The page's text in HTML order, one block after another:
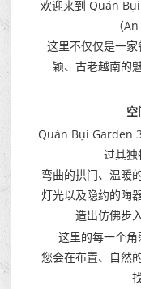
欢迎来到 Quán
（
这里不仅仅是一
颖、古老越南的
Quán Bụi Garden
过其独
弯曲的拱门、温暖
灯光以及隐约的陶
造出仿佛步
这里的每一个角
您会在布置、自然